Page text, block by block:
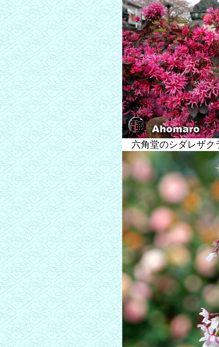
六角堂のシダレザク